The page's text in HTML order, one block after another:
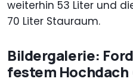
weiterhin 53 Liter und
70 Liter Stauraum.
Bildergalerie:
festem Hochdach